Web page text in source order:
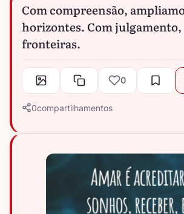
Com compreensão,
horizontes. Com
fronteiras.
0
0compartilhamentos